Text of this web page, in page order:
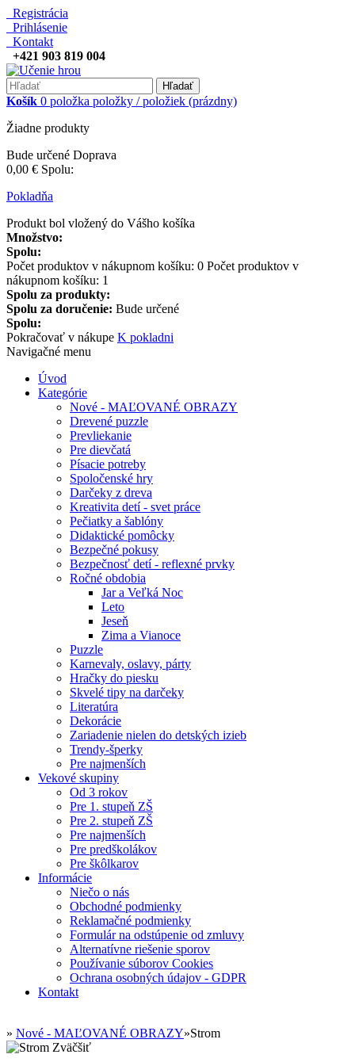
Registrácia
Prihlásenie
Kontakt
+421 903 819 004
Hľadať
Košík 0 položka položky / položiek (prázdny)
Žiadne produkty
Bude určené Doprava
0,00 € Spolu:
Pokladňa
Produkt bol vložený do Vášho košíka
Množstvo:
Spolu:
Počet produktov v nákupnom košíku: 0 Počet produktov v
nákupnom košíku: 1
Spolu za produkty:
Spolu za doručenie: Bude určené
Spolu:
Pokračovať v nákupe K pokladni
Navigačné menu
Úvod
Kategórie
Nové - MAĽOVANÉ OBRAZY
Drevené puzzle
Prevliekanie
Pre dievčatá
Písacie potreby
Spoločenské hry
Darčeky z dreva
Kreativita detí - svet práce
Pečiatky a šablóny
Didaktické pomôcky
Bezpečné pokusy
Bezpečnosť detí - reflexné prvky
Ročné obdobia
Jar a Veľká Noc
Leto
Jeseň
Zima a Vianoce
Puzzle
Karnevaly, oslavy, párty
Hračky do piesku
Skvelé tipy na darčeky
Literatúra
Dekorácie
Zariadenie nielen do detských izieb
Trendy-šperky
Pre najmenších
Vekové skupiny
Od 3 rokov
Pre 1. stupeň ZŠ
Pre 2. stupeň ZŠ
Pre najmenších
Pre predškolákov
Pre škôlkarov
Informácie
Niečo o nás
Obchodné podmienky
Reklamačné podmienky
Formulár na odstúpenie od zmluvy
Alternatívne riešenie sporov
Používanie súborov Cookies
Ochrana osobných údajov - GDPR
Kontakt
» Nové - MAĽOVANÉ OBRAZY»Strom
Zväčšiť